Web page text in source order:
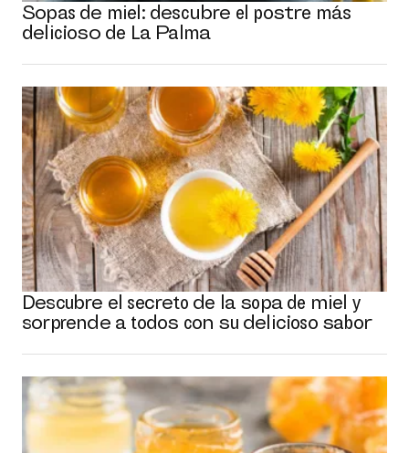
Sopas de miel: descubre el postre más
delicioso de La Palma
Descubre el secreto de la sopa de miel y
sorprende a todos con su delicioso sabor